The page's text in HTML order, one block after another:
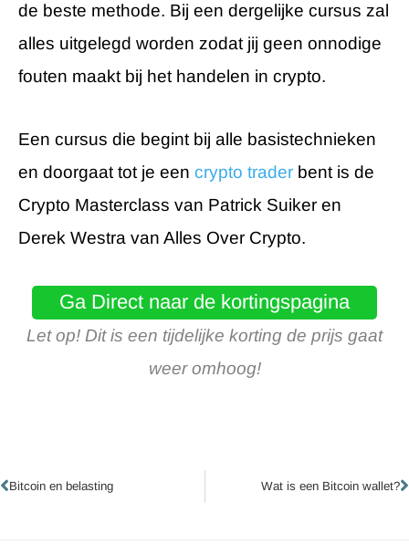
de beste methode. Bij een dergelijke cursus zal
alles uitgelegd worden zodat jij geen onnodige
fouten maakt bij het handelen in crypto.
Een cursus die begint bij alle basistechnieken
en doorgaat tot je een crypto trader bent is de
Crypto Masterclass van Patrick Suiker en
Derek Westra van Alles Over Crypto.
Ga Direct naar de kortingspagina
Let op! Dit is een tijdelijke korting de prijs gaat
weer omhoog!
Vorige
Bitcoin en belasting Wat is een Bitcoin wallet?